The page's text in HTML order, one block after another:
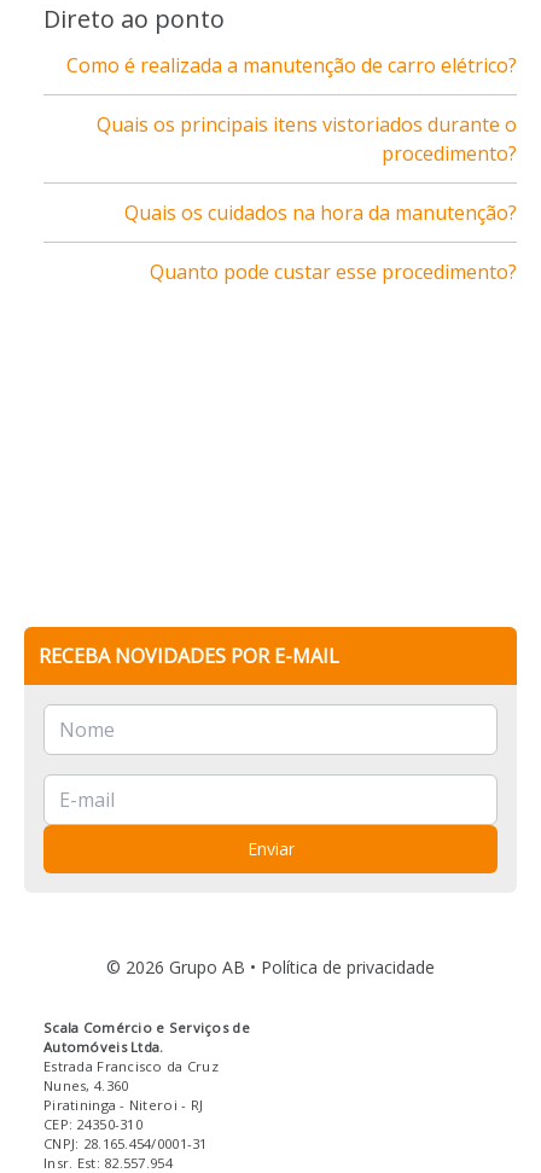
Direto ao ponto
Como é realizada a manutenção de carro elétrico?
Quais os principais itens vistoriados durante o
procedimento?
Quais os cuidados na hora da manutenção?
Quanto pode custar esse procedimento?
RECEBA NOVIDADES POR E-MAIL
Enviar
© 2026 Grupo AB • Política de privacidade
Scala Comércio e Serviços de
Automóveis Ltda.
Estrada Francisco da Cruz
Nunes, 4.360
Piratininga - Niteroi - RJ
CEP: 24350-310
CNPJ: 28.165.454/0001-31
Insr. Est: 82.557.954